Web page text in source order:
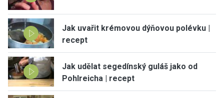
Jak uvařit krémovou dýňovou polévku |
recept
Jak udělat segedínský guláš jako od
Pohlreicha | recept